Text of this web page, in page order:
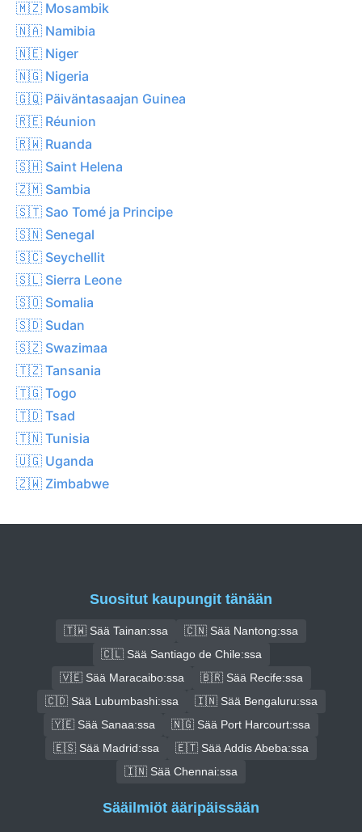
🇲🇿 Mosambik
🇳🇦 Namibia
🇳🇪 Niger
🇳🇬 Nigeria
🇬🇶 Päiväntasaajan Guinea
🇷🇪 Réunion
🇷🇼 Ruanda
🇸🇭 Saint Helena
🇿🇲 Sambia
🇸🇹 Sao Tomé ja Principe
🇸🇳 Senegal
🇸🇨 Seychellit
🇸🇱 Sierra Leone
🇸🇴 Somalia
🇸🇩 Sudan
🇸🇿 Swazimaa
🇹🇿 Tansania
🇹🇬 Togo
🇹🇩 Tsad
🇹🇳 Tunisia
🇺🇬 Uganda
🇿🇼 Zimbabwe
Suositut kaupungit tänään
🇹🇼 Sää Tainan:ssa
🇨🇳 Sää Nantong:ssa
🇨🇱 Sää Santiago de Chile:ssa
🇻🇪 Sää Maracaibo:ssa
🇧🇷 Sää Recife:ssa
🇨🇩 Sää Lubumbashi:ssa
🇮🇳 Sää Bengaluru:ssa
🇾🇪 Sää Sanaa:ssa
🇳🇬 Sää Port Harcourt:ssa
🇪🇸 Sää Madrid:ssa
🇪🇹 Sää Addis Abeba:ssa
🇮🇳 Sää Chennai:ssa
Sääilmiöt ääripäissään